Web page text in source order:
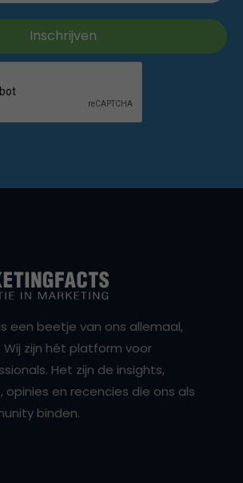
een beetje van ons allemaal,
Wij zijn hét platform voor
Het zijn de insights,
opinies en recencies die ons als
binden.